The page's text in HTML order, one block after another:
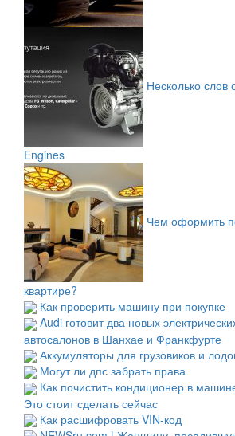
Несколько
Engines
Чем оформить
квартире?
Как проверить машину при покупке
Audi готовит два новых
автосалонов в Шанхае и Франкфурте
Аккумуляторы для грузовиков и
Могут ли дпс забрать права
Как почистить кондиционер в
Это стоит сделать сейчас
Как расшифровать VIN-код